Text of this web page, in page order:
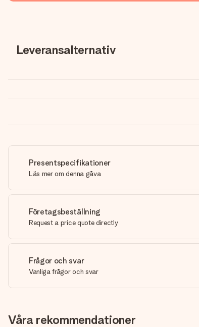
Leveransalternativ
Presentspecifikationer
Läs mer om denna gåva
Företagsbeställning
Request a price quote directly
Frågor och svar
Vanliga frågor och svar
Våra rekommendationer